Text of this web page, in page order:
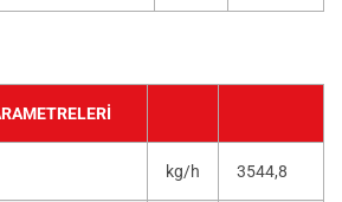
kg/h 3544,8